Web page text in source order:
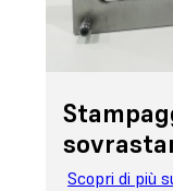
Scopri di più